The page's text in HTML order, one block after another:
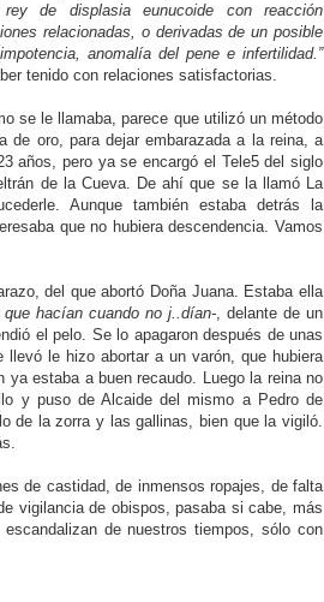
de displasia eunucoide con reacción
relacionadas, o derivadas de un posible
anomalía del pene e infertilidad.”
tenido con relaciones satisfactorias.
se le llamaba, parece que utilizó un método
de oro, para dejar embarazada a la reina, a
años, pero ya se encargó el Tele5 del siglo
de la Cueva. De ahí que se la llamó La
Aunque también estaba detrás la
que no hubiera descendencia. Vamos
del que abortó Doña Juana. Estaba ella
que hacían cuando no j..dían-, delante de un
el pelo. Se lo apagaron después de unas
le hizo abortar a un varón, que hubiera
estaba a buen recaudo. Luego la reina no
y puso de Alcaide del mismo a Pedro de
de la zorra y las gallinas, bien que la vigiló.
de castidad, de inmensos ropajes, de falta
vigilancia de obispos, pasaba si cabe, más
de nuestros tiempos, sólo con